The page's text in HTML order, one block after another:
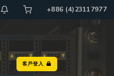
+886 (4)23117977
客戶登入